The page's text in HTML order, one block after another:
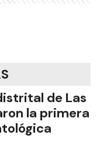
de Las
la primera